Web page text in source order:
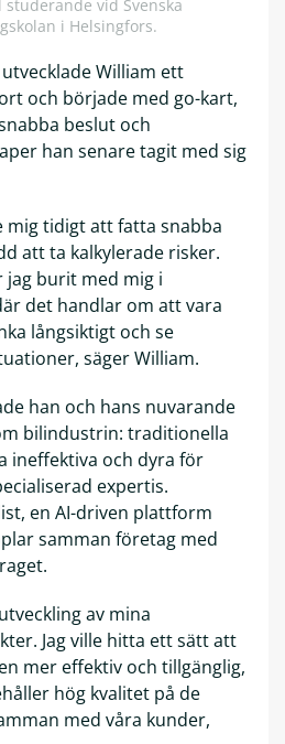
vid Svenska
i Helsingfors.
William ett
och började med go-kart,
beslut och
han senare tagit med sig
tidigt att fatta snabba
att ta kalkylerade risker.
burit med mig i
det handlar om att vara
långsiktigt och se
säger William.
han och hans nuvarande
bilindustrin: traditionella
ineffektiva och dyra för
expertis.
en AI-driven plattform
samman företag med
av mina
Jag ville hitta ett sätt att
mer effektiv och tillgänglig,
hög kvalitet på de
med våra kunder,